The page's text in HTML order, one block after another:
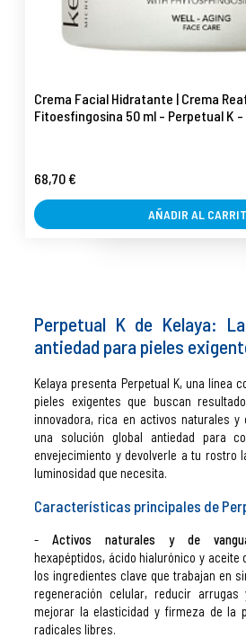
Crema Facial Hidratante | Crema
Fitoesfingosina 50 ml - Perpetual K -
68,70 €
AÑADIR AL
Perpetual K de Kelaya:
antiedad para pieles
Kelaya presenta Perpetual K, una línea
pieles exigentes que buscan
innovadora, rica en activos naturales
una solución global antiedad para
envejecimiento y devolverle a tu rostro
luminosidad que necesita.
Características principales de
Activos naturales y de
hexapéptidos, ácido hialurónico y aceite
los ingredientes clave que trabajan en
regeneración celular, reducir
mejorar la elasticidad y firmeza de la
radicales libres.